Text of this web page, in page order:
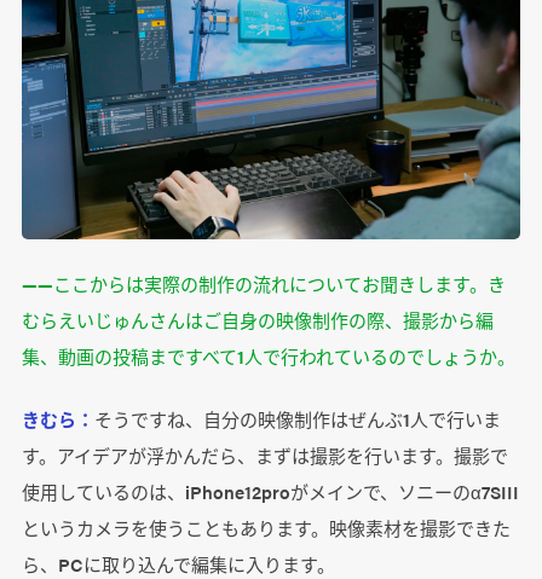
――ここからは実際の制作の流れについてお聞きします。き
むらえいじゅんさんはご自身の映像制作の際、撮影から編
集、動画の投稿まですべて1人で行われているのでしょうか。
きむら： そうですね、自分の映像制作はぜんぶ1人で行いま
す。アイデアが浮かんだら、まずは撮影を行います。撮影で
使用しているのは、iPhone12proがメインで、ソニーのα7SIII
というカメラを使うこともあります。映像素材を撮影できた
ら、PCに取り込んで編集に入ります。